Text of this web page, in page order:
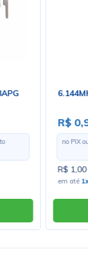
R$
no PIX
R$ 1,00
em até